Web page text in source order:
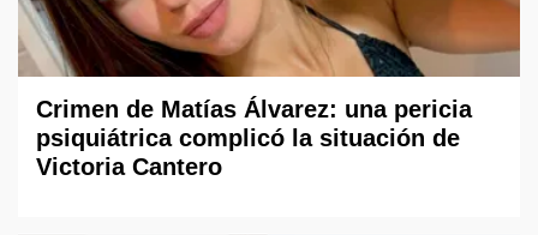
Crimen de Matías Álvarez: una pericia
psiquiátrica complicó la situación de
Victoria Cantero